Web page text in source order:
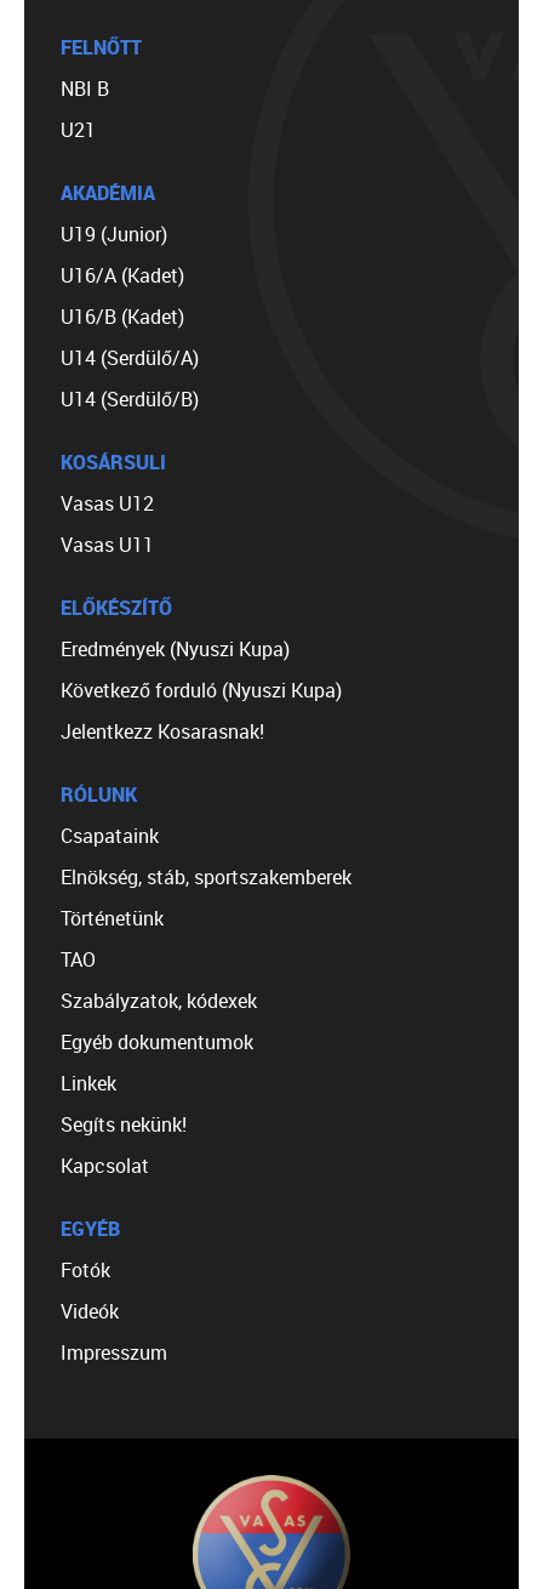
FELNŐTT
NBI B
U21
AKADÉMIA
U19 (Junior)
U16/A (Kadet)
U16/B (Kadet)
U14 (Serdülő/A)
U14 (Serdülő/B)
KOSÁRSULI
Vasas U12
Vasas U11
ELŐKÉSZÍTŐ
Eredmények (Nyuszi Kupa)
Következő forduló (Nyuszi Kupa)
Jelentkezz Kosarasnak!
RÓLUNK
Csapataink
Elnökség, stáb, sportszakemberek
Történetünk
TAO
Szabályzatok, kódexek
Egyéb dokumentumok
Linkek
Segíts nekünk!
Kapcsolat
EGYÉB
Fotók
Videók
Impresszum